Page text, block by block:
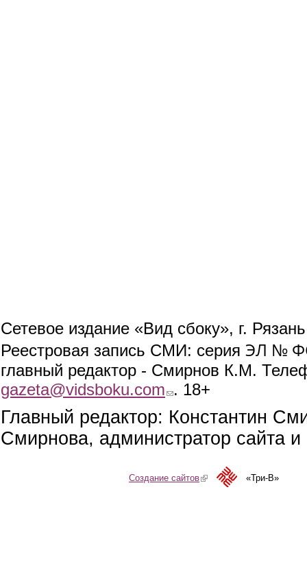
Сетевое издание «Вид сбоку», г.
Реестровая запись СМИ: серия ЭЛ №
главный редактор - Смирнов К.М.
gazeta@vidsboku.com (link sends e-mail)
. 18+
Главный редактор: Константин
Смирнова, администратор сайта
Создание сайтов(link is external)«Три-В»